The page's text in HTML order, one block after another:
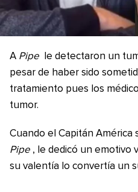
A Pipe
le detectaron un
pesar de haber sido
tratamiento pues los
tumor.
Cuando el Capitán América
Pipe , le dedicó un emotivo
su valentía lo convertía un